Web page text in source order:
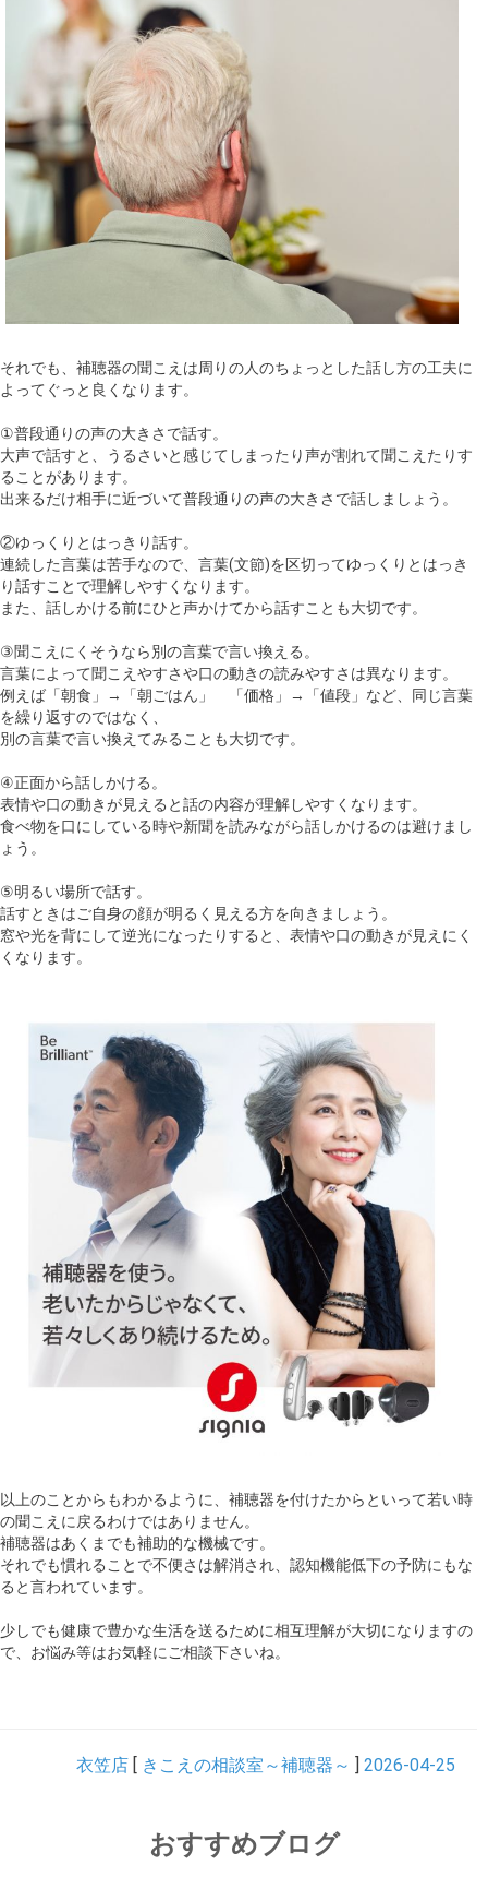
それでも、補聴器の聞こえは周りの人のちょっとした話し方の工夫に
よってぐっと良くなります。
①普段通りの声の大きさで話す。
大声で話すと、うるさいと感じてしまったり声が割れて聞こえたりす
ることがあります。
出来るだけ相手に近づいて普段通りの声の大きさで話しましょう。
②ゆっくりとはっきり話す。
連続した言葉は苦手なので、言葉(文節)を区切ってゆっくりとはっき
り話すことで理解しやすくなります。
また、話しかける前にひと声かけてから話すことも大切です。
③聞こえにくそうなら別の言葉で言い換える。
言葉によって聞こえやすさや口の動きの読みやすさは異なります。
例えば「朝食」→「朝ごはん」 「価格」→「値段」など、同じ言葉
を繰り返すのではなく、
別の言葉で言い換えてみることも大切です。
④正面から話しかける。
表情や口の動きが見えると話の内容が理解しやすくなります。
食べ物を口にしている時や新聞を読みながら話しかけるのは避けまし
ょう。
⑤明るい場所で話す。
話すときはご自身の顔が明るく見える方を向きましょう。
窓や光を背にして逆光になったりすると、表情や口の動きが見えにく
くなります。
以上のことからもわかるように、補聴器を付けたからといって若い時
の聞こえに戻るわけではありません。
補聴器はあくまでも補助的な機械です。
それでも慣れることで不便さは解消され、認知機能低下の予防にもな
ると言われています。
少しでも健康で豊かな生活を送るために相互理解が大切になりますの
で、お悩み等はお気軽にご相談下さいね。
衣笠店 [ きこえの相談室～補聴器～ ] 2026-04-25
おすすめブログ